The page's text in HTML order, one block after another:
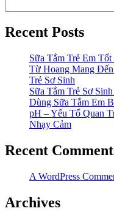
Recent Posts
Sữa Tắm Trẻ Em
Từ Hoang Mang
Trẻ Sơ Sinh
Sữa Tắm Trẻ Sơ
Dùng Sữa Tắm Em
pH – Yếu Tố Quan
Nhạy Cảm
Recent
A WordPress
Archives